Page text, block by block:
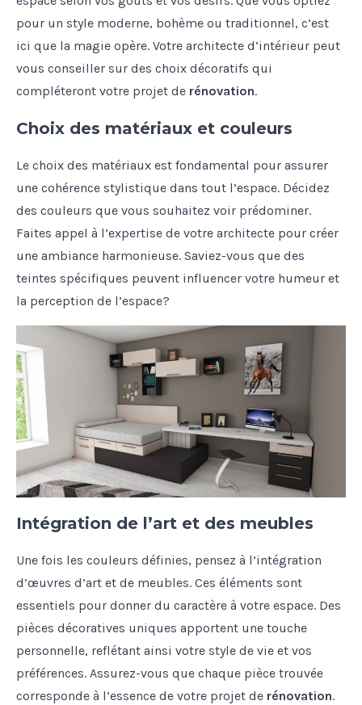
pour un style moderne, bohème ou traditionnel, c’est
ici que la magie opère. Votre architecte d’intérieur peut
vous conseiller sur des choix décoratifs qui
compléteront votre projet de rénovation.
Choix des matériaux et couleurs
Le choix des matériaux est fondamental pour assurer
une cohérence stylistique dans tout l’espace. Décidez
des couleurs que vous souhaitez voir prédominer.
Faites appel à l’expertise de votre architecte pour créer
une ambiance harmonieuse. Saviez-vous que des
teintes spécifiques peuvent influencer votre humeur et
la perception de l’espace?
Intégration de l’art et des meubles
Une fois les couleurs définies, pensez à l’intégration
d’œuvres d’art et de meubles. Ces éléments sont
essentiels pour donner du caractère à votre espace. Des
pièces décoratives uniques apportent une touche
personnelle, reflétant ainsi votre style de vie et vos
préférences. Assurez-vous que chaque pièce trouvée
corresponde à l’essence de votre projet de rénovation.